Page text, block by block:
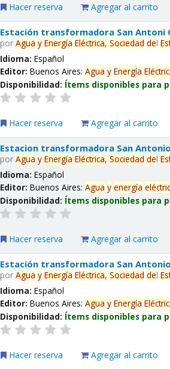
Hacer reserva Agregar al carrito
Estación transformadora San Antoni
porAgua y Energía Eléctrica, Sociedad del
Idioma:Español
Editor:Buenos Aires:Agua y Energía
Disponibilidad: Ítems disponibles para
Hacer reserva Agregar al carrito
Estacion transformadora San
porAgua y Energía Eléctrica, Sociedad del
Idioma:Español
Editor:Buenos Aires:Agua y energía
Disponibilidad: Ítems disponibles para
Hacer reserva Agregar al carrito
Estación transformadora San
porAgua y Energía Eléctrica, Sociedad del
Idioma:Español
Editor:Buenos Aires:Agua y Energía
Disponibilidad: Ítems disponibles para
Hacer reserva Agregar al carrito